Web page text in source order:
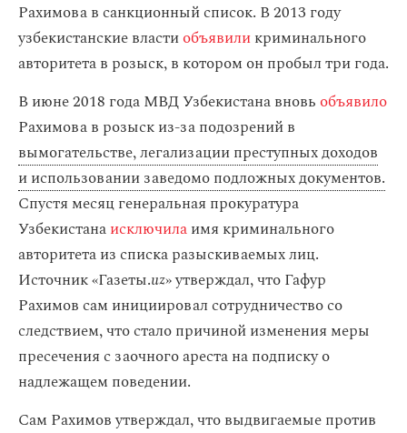
Рахимова в санкционный список. В 2013 году
узбекистанские властиобъявиликриминального
авторитета в розыск, в котором он пробыл три года.
В июне 2018 года МВД Узбекистана вновь объявило
Рахимова в розыск из-за подозрений в
вымогательстве, легализации преступных доходов
и использовании заведомо подложных документов.
Спустя месяц генеральная прокуратура
Узбекистанаисключилаимя криминального
авторитета из списка разыскиваемых лиц.
Источник «Газеты.uz» утверждал, что Гафур
Рахимов сам инициировал сотрудничество со
следствием, что стало причиной изменения меры
пресечения с заочного ареста на подписку о
надлежащем поведении.
Сам Рахимов утверждал, что выдвигаемые против